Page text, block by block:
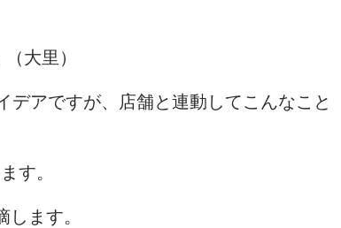
大里）
アですが、店舗と連動してこんなこと
す。
ます。